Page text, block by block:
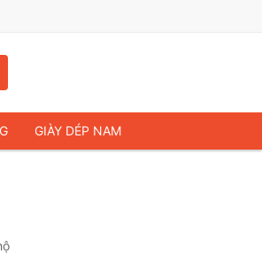
GIÀY DÉP NAM